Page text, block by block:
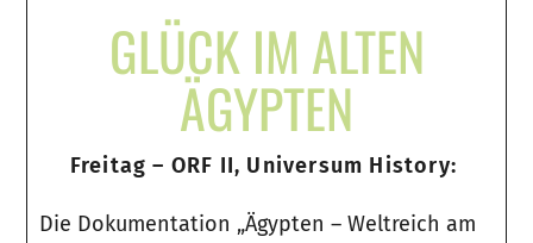
GLÜCK IM ALTEN
ÄGYPTEN
Freitag – ORF II, Universum History:
Die Dokumentation „Ägypten – Weltreich am